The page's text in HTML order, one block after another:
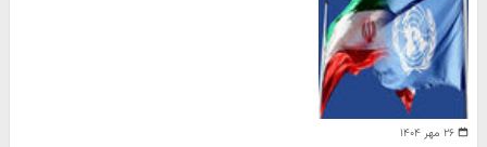
۲۶ مهر ۱۴۰۴